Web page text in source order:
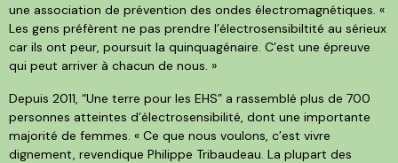
une association de prévention des ondes électromagnétiques. «
Les gens préfèrent ne pas prendre l’électrosensibiltité au sérieux
car ils ont peur, poursuit la quinquagénaire. C’est une épreuve
qui peut arriver à chacun de nous. »
Depuis 2011, “Une terre pour les EHS” a rassemblé plus de 700
personnes atteintes d’électrosensibilité, dont une importante
majorité de femmes. « Ce que nous voulons, c’est vivre
dignement, revendique Philippe Tribaudeau. La plupart des